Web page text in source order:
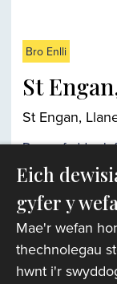
Bro Enlli
St
St Engan,
Darganfyddwch
Chwiliwr
Eich
gyfer y
Mae'r wefan
thechnolegau
hwnt i'r